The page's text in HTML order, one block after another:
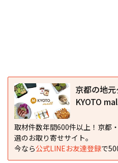
京都の地
KYOTO
取材件数年間600件以上！京都
選のお取り寄せサイト。
今なら公式LINEお友達登録で